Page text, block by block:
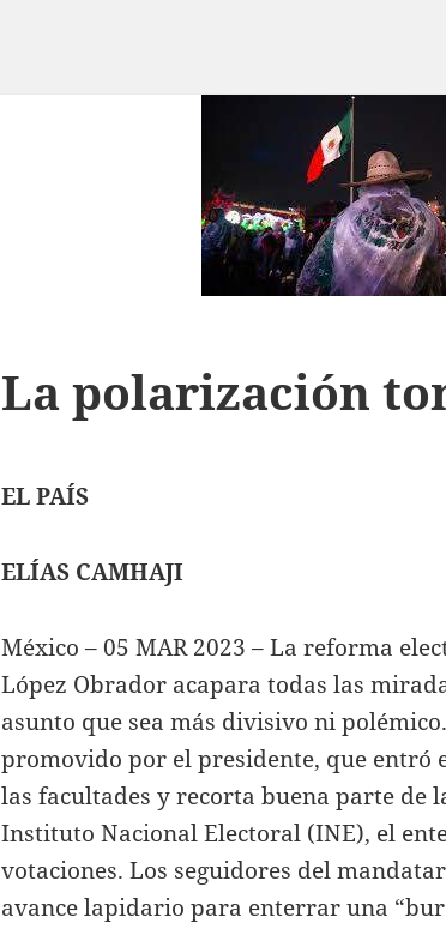
La polarización
EL PAÍS
ELÍAS CAMHAJI
México – 05 MAR 2023 – La reforma
López Obrador acapara todas las
asunto que sea más divisivo ni
promovido por el presidente, que entró
las facultades y recorta buena parte de
Instituto Nacional Electoral (INE), el
votaciones. Los seguidores del
avance lapidario para enterrar una